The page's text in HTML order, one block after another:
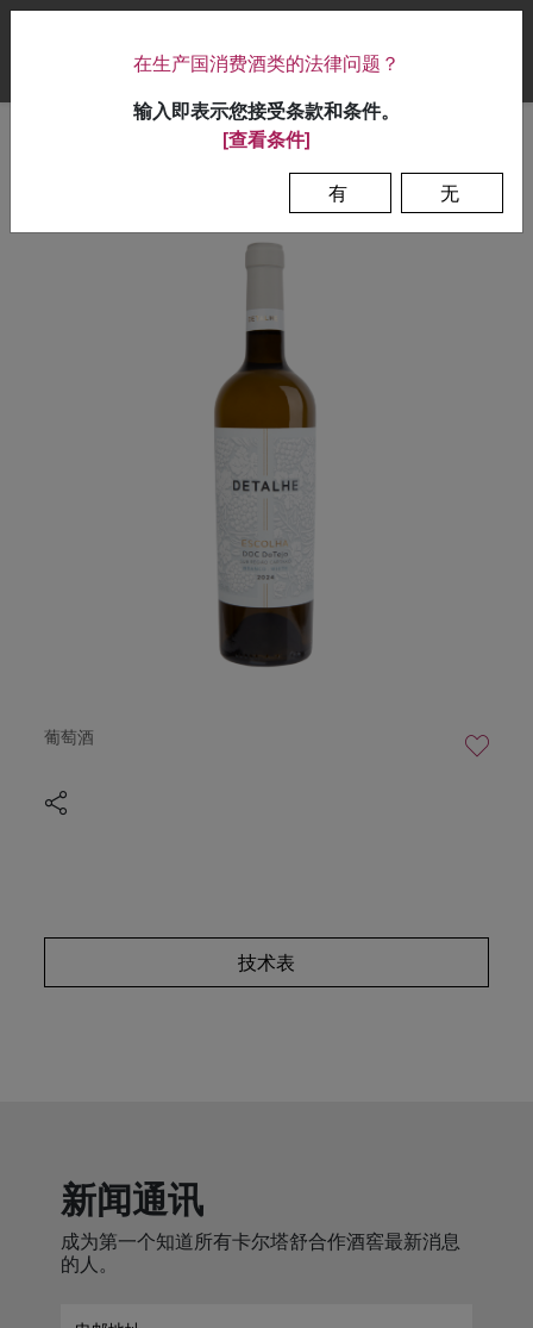
葡萄酒
技术表
新闻通讯
成为第一个知道所有卡尔塔舒合作酒窖最新消息
的人。
在生产国消费酒类的法律问题？
输入即表示您接受条款和条件。
[查看条件]
有 无